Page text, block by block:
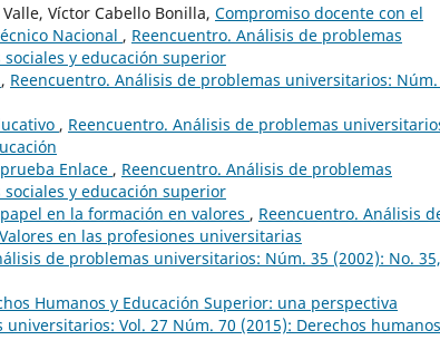
Víctor Cabello Bonilla, Compromiso docente con el
Nacional , Reencuentro. Análisis de problemas
y educación superior
, Reencuentro. Análisis de problemas universitarios:
, Reencuentro. Análisis de problemas
Enlace , Reencuentro. Análisis de problemas
y educación superior
en la formación en valores , Reencuentro. Análisis
en las profesiones universitarias
de problemas universitarios: Núm. 35 (2002): No.
Humanos y Educación Superior: una perspectiva
Vol. 27 Núm. 70 (2015): Derechos